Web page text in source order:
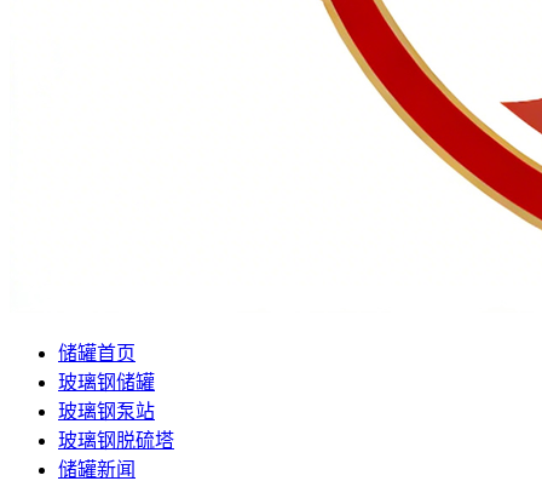
储罐首页
玻璃钢储罐
玻璃钢泵站
玻璃钢脱硫塔
储罐新闻